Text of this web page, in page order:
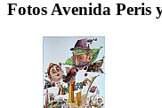
Fotos Avenida Peris